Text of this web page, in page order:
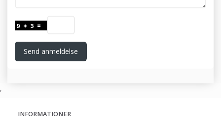
Send anmeldelse
,
INFORMATIONER